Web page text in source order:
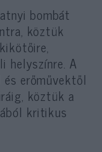
bombát
köztük
helyszínre. A
erőművektől
köztük a
kritikus